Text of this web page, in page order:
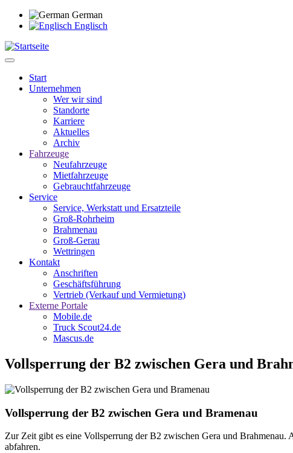
Direkt
zum
German
Englisch
Main
Start
Unternehmen
Wer wir sind
Standorte
Karriere
Aktuelles
Archiv
Fahrzeuge
Neufahrzeuge
Mietfahrzeuge
Gebrauchtfahrzeuge
Service
Service, Werkstatt und Ersatzteile
Groß-Rohrheim
Brahmenau
Groß-Gerau
Wettringen
Kontakt
Anschriften
Geschäftsführung
Vertrieb (Verkauf und Vermietung)
Externe Portale
Mobile.de
Truck Scout24.de
Mascus.de
Vollsperrung der B2 zwischen Gera und
Vollsperrung der B2 zwischen Gera und Bramenau
Zur Zeit gibt es eine Vollsperrung der B2 zwischen Gera und
abfahren.